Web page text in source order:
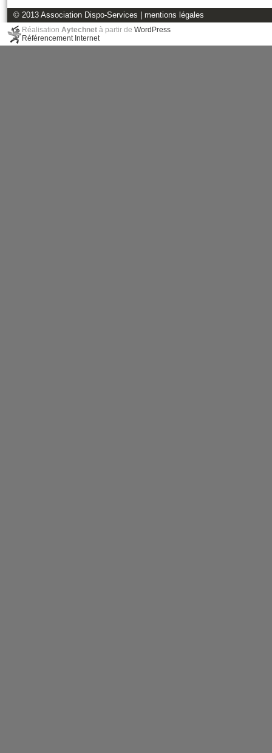
© 2013 Association Dispo-Services | mentions légales
Réalisation Aytechnet à partir de WordPress
Référencement Internet